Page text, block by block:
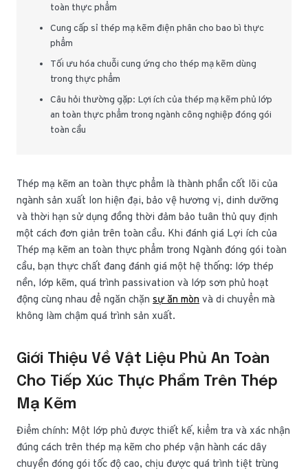
toàn thực phẩm
Cung cấp sỉ thép mạ kẽm điện phân cho bao bì thực
phẩm
Tối ưu hóa chuỗi cung ứng cho thép mạ kẽm dùng
trong thực phẩm
Câu hỏi thường gặp: Lợi ích của thép mạ kẽm phủ lớp
an toàn thực phẩm trong ngành công nghiệp đóng gói
toàn cầu
Thép mạ kẽm an toàn thực phẩm là thành phần cốt lõi của
ngành sản xuất lon hiện đại, bảo vệ hương vị, dinh dưỡng
và thời hạn sử dụng đồng thời đảm bảo tuân thủ quy định
một cách đơn giản trên toàn cầu. Khi đánh giá Lợi ích của
Thép mạ kẽm an toàn thực phẩm trong Ngành đóng gói toàn
cầu, bạn thực chất đang đánh giá một hệ thống: lớp thép
nền, lớp kẽm, quá trình passivation và lớp sơn phủ hoạt
động cùng nhau để ngăn chặn sự ăn mòn và di chuyển mà
không làm chậm quá trình sản xuất.
Giới Thiệu Về Vật Liệu Phủ An Toàn
Cho Tiếp Xúc Thực Phẩm Trên Thép
Mạ Kẽm
Điểm chính: Một lớp phủ được thiết kế, kiểm tra và xác nhận
đúng cách trên thép mạ kẽm cho phép vận hành các dây
chuyền đóng gói tốc độ cao, chịu được quá trình tiệt trùng